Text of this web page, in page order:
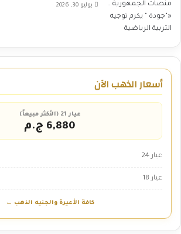
يوليو 30, 2026
أسعار الذهب الآن
عيار 21 (الأكثر مبيعاً)
6,880 ج.م
عيار 24
عيار 18
كافة الأعيرة والجنيه الذهب ←